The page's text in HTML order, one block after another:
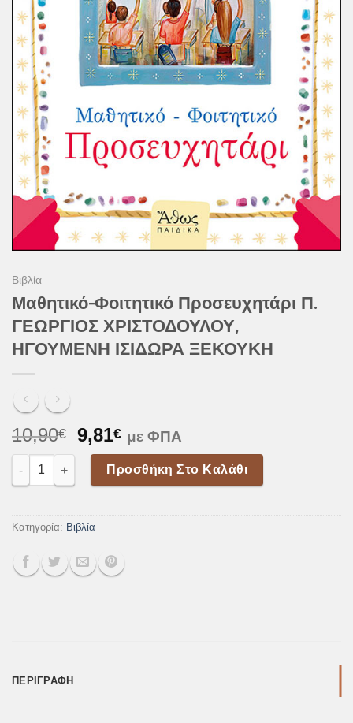
Βιβλία
Μαθητικό-Φοιτητικό Προσευχητάρι Π.
ΓΕΩΡΓΙΟΣ ΧΡΙΣΤΟΔΟΥΛΟΥ,
ΗΓΟΥΜΕΝΗ ΙΣΙΔΩΡΑ ΞΕΚΟΥΚΗ
10,90€
Original
price
was:
10,90€.
9,81€Η
τρέχουσα
τιμή
είναι:
με ΦΠΑ
Μαθητικό-Φοιτητικό Προσευχητάρι Π. ΓΕΩΡΓΙΟΣ
Προσθήκη Στο Καλάθι
Κατηγορία: Βιβλία
ΠΕΡΙΓΡΑΦΉ